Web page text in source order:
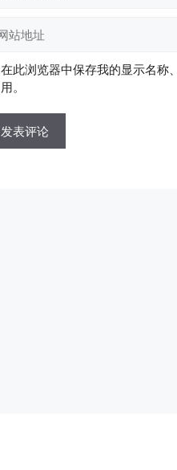
在此浏览器中保存我的显示名称
用。